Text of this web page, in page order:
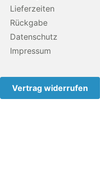
Lieferzeiten
Rückgabe
Datenschutz
Impressum
Vertrag widerrufen